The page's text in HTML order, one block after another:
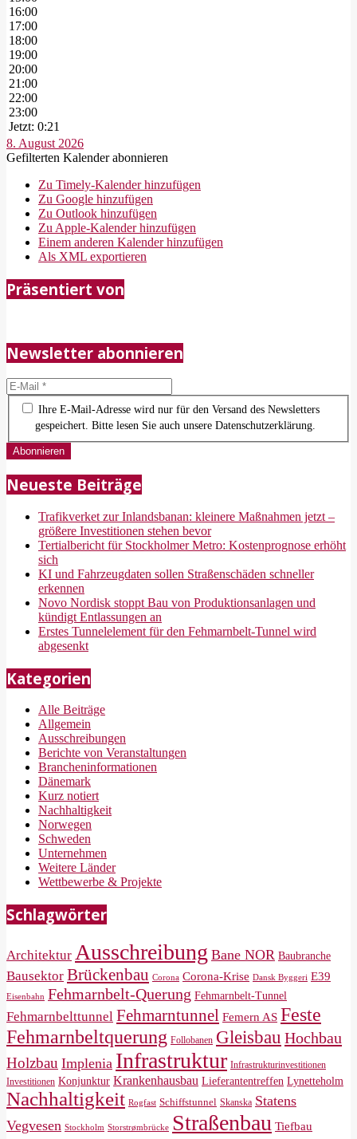
16:00
17:00
18:00
19:00
20:00
21:00
22:00
23:00
Jetzt: 0:21
8. August 2026
Gefilterten Kalender abonnieren
Zu Timely-Kalender hinzufügen
Zu Google hinzufügen
Zu Outlook hinzufügen
Zu Apple-Kalender hinzufügen
Einem anderen Kalender hinzufügen
Als XML exportieren
2018-
05-
Präsentiert von
Newsletter abonnieren
Ihre E-Mail-Adresse wird nur für den Versand des Newsletters
gespeichert. Bitte lesen Sie auch unsere Datenschutzerklärung.
Neueste Beiträge
Trafikverket zur Inlandsbanan: kleinere Maßnahmen jetzt –
größere Investitionen stehen bevor
Tertialbericht für Stockholmer Metro: Kostenprognose erhöht
sich
KI und Fahrzeugdaten sollen Straßenschäden schneller
erkennen
Novo Nordisk stoppt Bau von Produktionsanlagen und
kündigt Entlassungen an
Erstes Tunnelelement für den Fehmarnbelt-Tunnel wird
abgesenkt
Kategorien
Alle Beiträge
Allgemein
Ausschreibungen
Berichte von Veranstaltungen
Brancheninformationen
Dänemark
Kurz notiert
Nachhaltigkeit
Norwegen
Schweden
Unternehmen
Weitere Länder
Wettbewerbe & Projekte
Schlagwörter
Architektur Ausschreibung Bane NOR Baubranche
Bausektor Brückenbau Corona Corona-Krise Dansk Byggeri E39
Eisenbahn Fehmarnbelt-Querung Fehmarnbelt-Tunnel
Fehmarnbelttunnel Fehmarntunnel Femern AS Feste
Fehmarnbeltquerung Follobanen Gleisbau Hochbau
Holzbau Implenia Infrastruktur Infrastrukturinvestitionen
Investitionen Konjunktur Krankenhausbau Lieferantentreffen Lynetteholm
Nachhaltigkeit Rogfast Schiffstunnel Skanska Statens
Vegvesen Stockholm Storstrømbrücke Straßenbau Tiefbau